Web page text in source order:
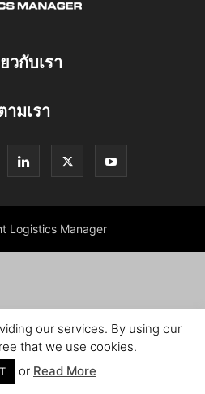
วกับเรา
ามเรา
Logistics Manager
our services. By using our
that we use cookies.
or Read More